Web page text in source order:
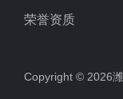
荣誉资质
Copyright © 2026